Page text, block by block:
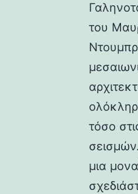
του
τόσο
μια